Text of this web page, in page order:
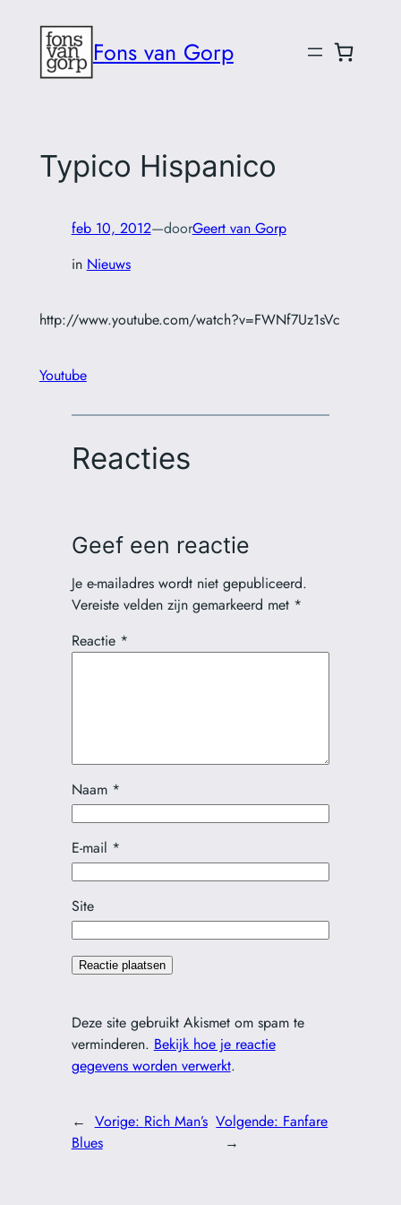
inhoud
Fons van Gorp
Typico Hispanico
feb 10, 2012—doorGeert van Gorp
in Nieuws
http://www.youtube.com/watch?v=FWNf7Uz1sVc
Youtube
Reacties
Geef een reactie
Je e-mailadres wordt niet gepubliceerd.
Vereiste velden zijn gemarkeerd met *
Reactie *
Naam *
E-mail *
Site
Deze site gebruikt Akismet om spam te
verminderen. Bekijk hoe je reactie
gegevens worden verwerkt.
← Vorige: Rich Man’s
Blues
Volgende: Fanfare
→